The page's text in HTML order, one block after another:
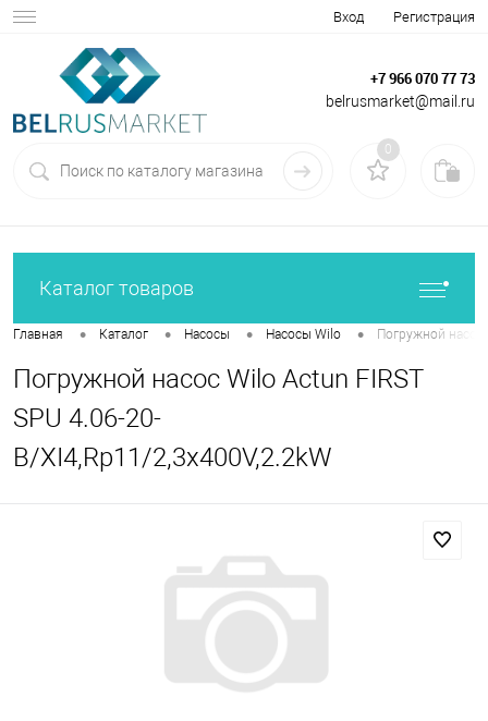
Вход Регистрация
+7 966 070 77 73
belrusmarket@mail.ru
0
Каталог товаров
Главная • Каталог • Насосы • Насосы Wilo • Погружной насос
Погружной насос Wilo Actun FIRST
SPU 4.06-20-
B/XI4,Rp11/2,3x400V,2.2kW